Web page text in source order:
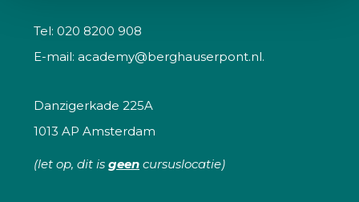
Tel: 020 8200 908
E-mail: academy@berghauserpont.nl.
Danzigerkade 225A
1013 AP Amsterdam
(let op, dit is geen cursuslocatie)